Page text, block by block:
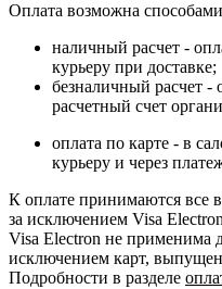
Оплата возможна
наличный расчет -
курьеру при доставке;
безналичный расчет -
расчетный счет
оплата по карте - в
курьеру и через
К оплате принимаются все
за исключением Visa
Visa Electron не применима
исключением карт,
Подробности в разделе